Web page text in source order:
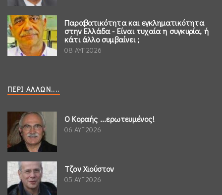
Παραβατικότητα και εγκληματικότητα
στην Ελλάδα - Είναι τυχαία η συγκυρία, ή
κάτι άλλο συμβαίνει ;
08 ΑΥΓ 2026
ΠΕΡΊ ΆΛΛΩΝ....
Ο Κοραής ...ερωτευμένος!
06 ΑΥΓ 2026
Τζον Χιούστον
05 ΑΥΓ 2026